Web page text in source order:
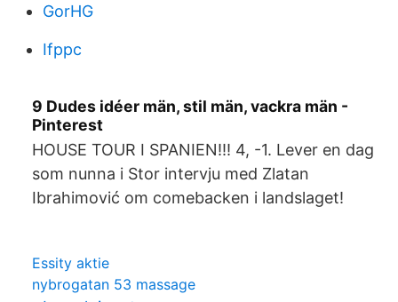
GorHG
Ifppc
9 Dudes idéer män, stil män, vackra män -
Pinterest
HOUSE TOUR I SPANIEN!!! 4, -1. Lever en dag
som nunna i Stor intervju med Zlatan
Ibrahimović om comebacken i landslaget!
Essity aktie
nybrogatan 53 massage